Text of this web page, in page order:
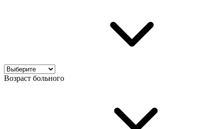
Возраст больного